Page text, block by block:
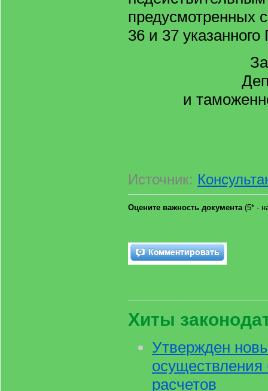
предусмотренных
36 и 37
и
Источник:
Оцените важность документа(5* -
Хиты
Утвержден
расчетов